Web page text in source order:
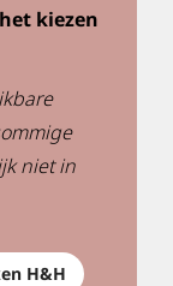
kiezen
niet in
H&H